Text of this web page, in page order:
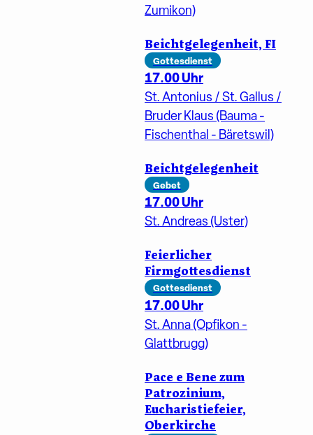
Zumikon)
Beichtgelegenheit, FI
Gottesdienst
17.00 Uhr
St. Antonius / St. Gallus /
Bruder Klaus (Bauma -
Fischenthal - Bäretswil)
Beichtgelegenheit
Gebet
17.00 Uhr
St. Andreas (Uster)
Feierlicher
Firmgottesdienst
Gottesdienst
17.00 Uhr
St. Anna (Opfikon -
Glattbrugg)
Pace e Bene zum
Patrozinium,
Eucharistiefeier,
Oberkirche